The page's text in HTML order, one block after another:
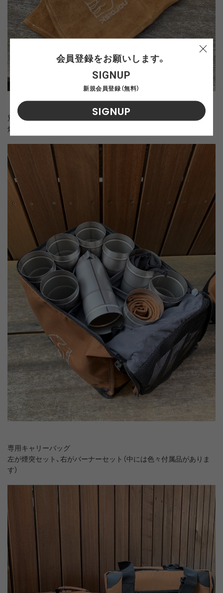
別売りの煙突セット。
煙を上に吐き出すには、あった方がいいでしょう。
専用キャリーバッグ
左が煙突セット、右がバーナーセット（中には色々付属品がありま
す）
会員登録をお願いします。
SIGNUP
新規会員登録（無料）
SIGNUP